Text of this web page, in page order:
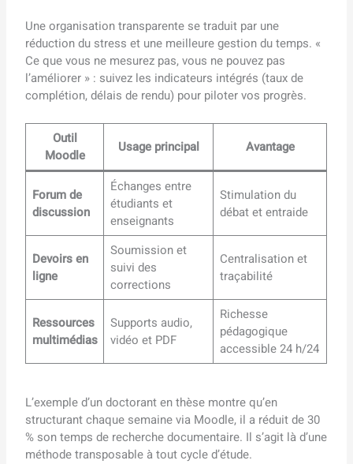
Une organisation transparente se traduit par une
réduction du stress et une meilleure gestion du temps. «
Ce que vous ne mesurez pas, vous ne pouvez pas
l’améliorer » : suivez les indicateurs intégrés (taux de
complétion, délais de rendu) pour piloter vos progrès.
Outil
Moodle
Usage principal Avantage
Forum de
discussion
Échanges entre
étudiants et
enseignants
Stimulation du
débat et entraide
Devoirs en
ligne
Soumission et
suivi des
corrections
Centralisation et
traçabilité
Ressources
multimédias
Supports audio,
vidéo et PDF
Richesse
pédagogique
accessible 24 h/24
L’exemple d’un doctorant en thèse montre qu’en
structurant chaque semaine via Moodle, il a réduit de 30
% son temps de recherche documentaire. Il s’agit là d’une
méthode transposable à tout cycle d’étude.